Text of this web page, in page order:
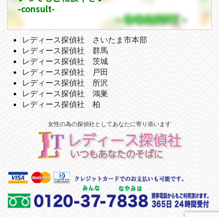
-consult-
レディース探偵社 さいたま市本部
レディース探偵社 群馬
レディース探偵社 茨城
レディース探偵社 戸田
レディース探偵社 所沢
レディース探偵社 鴻巣
レディース探偵社 柏
女性の為の探偵社としてあなたに寄り添います